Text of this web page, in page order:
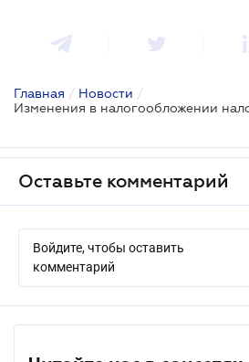
Главная / Новости /
Оставьте комментарий
Войдите, чтобы оставить
комментарий